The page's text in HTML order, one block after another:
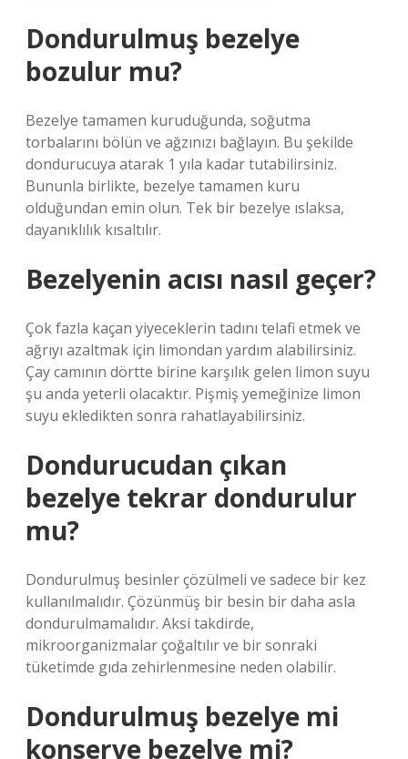
Dondurulmuş bezelye
bozulur mu?
Bezelye tamamen kuruduğunda, soğutma
torbalarını bölün ve ağzınızı bağlayın. Bu şekilde
dondurucuya atarak 1 yıla kadar tutabilirsiniz.
Bununla birlikte, bezelye tamamen kuru
olduğundan emin olun. Tek bir bezelye ıslaksa,
dayanıklılık kısaltılır.
Bezelyenin acısı nasıl geçer?
Çok fazla kaçan yiyeceklerin tadını telafi etmek ve
ağrıyı azaltmak için limondan yardım alabilirsiniz.
Çay camının dörtte birine karşılık gelen limon suyu
şu anda yeterli olacaktır. Pişmiş yemeğinize limon
suyu ekledikten sonra rahatlayabilirsiniz.
Dondurucudan çıkan
bezelye tekrar dondurulur
mu?
Dondurulmuş besinler çözülmeli ve sadece bir kez
kullanılmalıdır. Çözünmüş bir besin bir daha asla
dondurulmamalıdır. Aksi takdirde,
mikroorganizmalar çoğaltılır ve bir sonraki
tüketimde gıda zehirlenmesine neden olabilir.
Dondurulmuş bezelye mi
konserve bezelye mi?